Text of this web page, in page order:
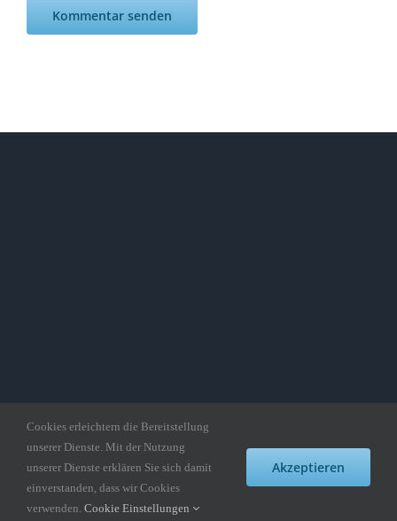
Copyright gedankepuzzle.de
Facebook InstagramPinterest
Cookies erleichtern die Bereitstellung
unserer Dienste. Mit der Nutzung
unserer Dienste erklären Sie sich damit
einverstanden, dass wir Cookies
verwenden. Cookie Einstellungen
Akzeptieren